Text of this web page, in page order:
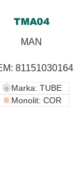
TMA04
MAN
81151030164
Marka: TUBE
Monolit: COR